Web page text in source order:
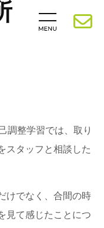
調整学習では、取り
スタッフと相談した
けでなく、合間の時
見て感じたことにつ